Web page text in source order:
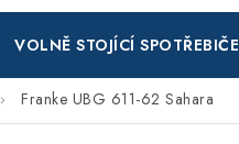
VOLNĚ STOJÍCÍ SPOTŘEBIČE
Franke UBG 611-62 Sahara